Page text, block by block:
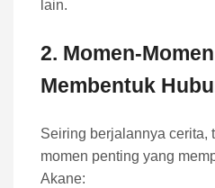
lain.
2. Momen-
Membentuk
Seiring berjalannya cerita,
momen penting yang
Akane: